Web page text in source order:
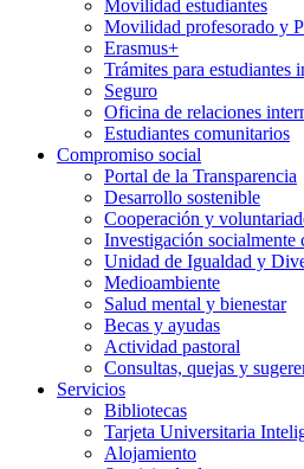
Movilidad estudiantes
Movilidad profesorado y
Erasmus+
Trámites para estudiantes
Seguro
Oficina de relaciones
Estudiantes comunitarios
Compromiso social
Portal de la Transparencia
Desarrollo sostenible
Cooperación y
Investigación socialmente
Unidad de Igualdad y
Medioambiente
Salud mental y bienestar
Becas y ayudas
Actividad pastoral
Consultas, quejas y
Servicios
Bibliotecas
Tarjeta Universitaria
Alojamiento